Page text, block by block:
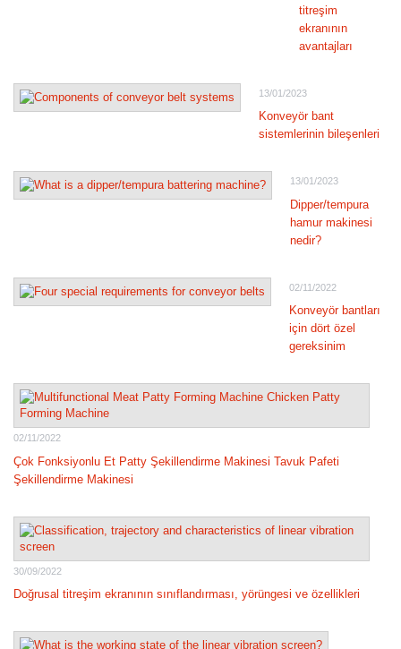
titreşim
ekranının
avantajları
13/01/2023
Konveyör bant
sistemlerinin bileşenleri
13/01/2023
Dipper/tempura
hamur makinesi
nedir?
02/11/2022
Konveyör bantları
için dört özel
gereksinim
02/11/2022
Çok Fonksiyonlu Et Patty Şekillendirme Makinesi Tavuk Pafeti
Şekillendirme Makinesi
30/09/2022
Doğrusal titreşim ekranının sınıflandırması, yörüngesi ve özellikleri